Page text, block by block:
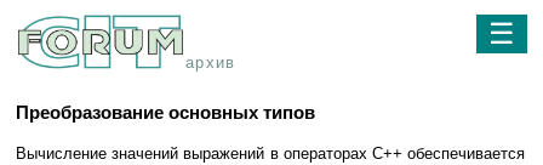
архив
☰
Преобразование основных типов
Вычисление значений выражений в операторах C++ обеспечивается